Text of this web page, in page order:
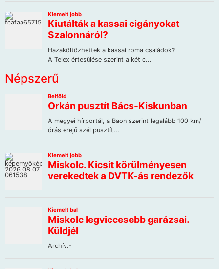
Népszerű